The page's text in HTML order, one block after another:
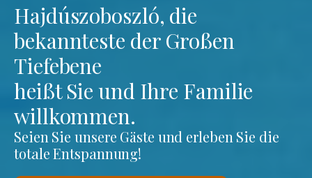
Hajdúszoboszló, die
bekannteste der Großen
Tiefebene
heißt Sie und Ihre Familie
willkommen.
Seien Sie unsere Gäste und erleben Sie die
totale Entspannung!